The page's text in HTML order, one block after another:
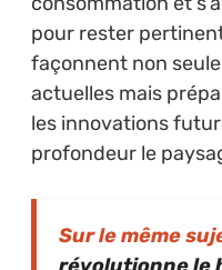
pour rester
façonnent non
actuelles mais
les innovations
profondeur le
Sur le même